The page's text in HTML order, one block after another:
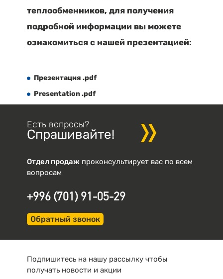
теплообменников, для получения
подробной информации вы можете
ознакомиться с нашей презентацией:
Презентация .pdf
Presentation .pdf
Есть вопросы?
Спрашивайте!
Отдел продаж проконсультирует вас по всем
вопросам
+996 (701) 91-05-29
Обратный звонок
Подпишитесь на нашу рассылку чтобы
получать новости и акции